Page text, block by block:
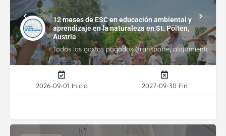
12 meses de ESC en educación ambiental y
aprendizaje en la naturaleza en St. Pölten,
Austria
Todos los gastos pagados (transporte, alojamiento,
2026-09-01 Inicio 2027-09-30 Fin